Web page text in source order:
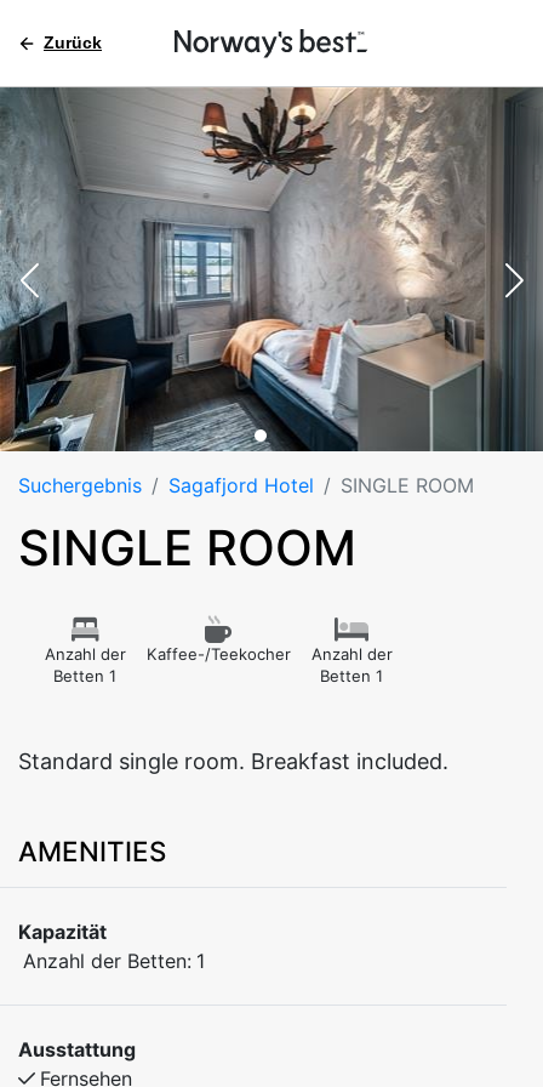
Zurück
Suchergebnis Sagafjord Hotel SINGLE ROOM
SINGLE ROOM
Anzahl der
Betten 1
Kaffee-/Teekocher
Anzahl der
Betten 1
Standard single room. Breakfast included.
AMENITIES
Kapazität
Anzahl der Betten: 1
Ausstattung
Fernsehen